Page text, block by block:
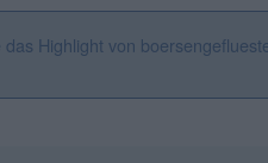
Highlight von